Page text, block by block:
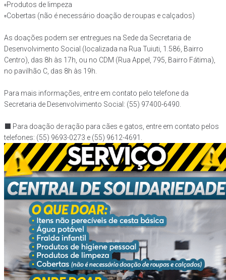
▫️Produtos de limpeza
▫️Cobertas (não é necessário doação de roupas e calçados)
As doações podem ser entregues na Sede da Secretaria de
Desenvolvimento Social (localizada na Rua Tuiuti, 1.586, Bairro
Centro), das 8h às 17h, ou no CDM (Rua Appel, 795, Bairro Fátima),
no pavilhão C, das 8h às 19h.
Para mais informações, entre em contato pelo telefone da
Secretaria de Desenvolvimento Social: (55) 97400-6490.
‍⬛ Para doação de ração para cães e gatos, entre em contato pelos
telefones: (55) 9693-0273 e (55) 9612-4691.